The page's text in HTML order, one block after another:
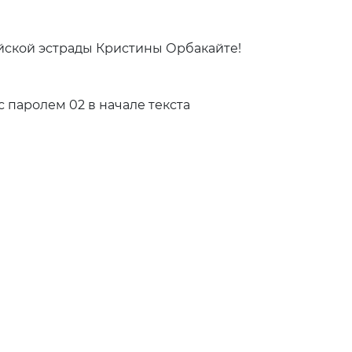
эстрады Кристины Орбакайте!
02 в начале текста